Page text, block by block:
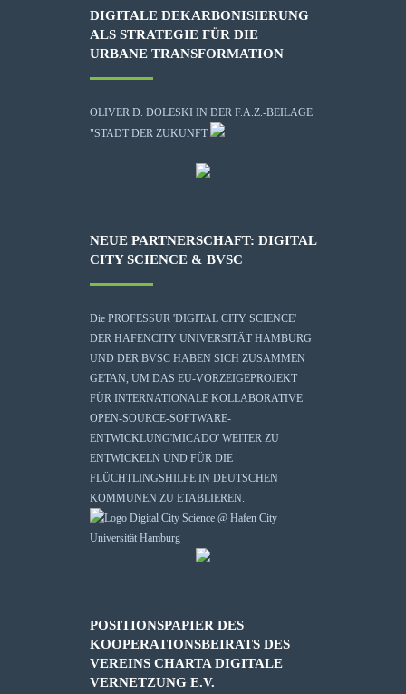
DIGITALE DEKARBONISIERUNG
ALS STRATEGIE FÜR DIE
URBANE TRANSFORMATION
OLIVER D. DOLESKI IN DER F.A.Z.-BEILAGE
"STADT DER ZUKUNFT
NEUE PARTNERSCHAFT: DIGITAL
CITY SCIENCE & BVSC
Die PROFESSUR 'DIGITAL CITY SCIENCE'
DER HAFENCITY UNIVERSITÄT HAMBURG
UND DER BVSC HABEN SICH ZUSAMMEN
GETAN, UM DAS EU-VORZEIGEPROJEKT
FÜR INTERNATIONALE KOLLABORATIVE
OPEN-SOURCE-SOFTWARE-
ENTWICKLUNG'MICADO' WEITER ZU
ENTWICKELN UND FÜR DIE
FLÜCHTLINGSHILFE IN DEUTSCHEN
KOMMUNEN ZU ETABLIEREN.
POSITIONSPAPIER DES
KOOPERATIONSBEIRATS DES
VEREINS CHARTA DIGITALE
VERNETZUNG E.V.